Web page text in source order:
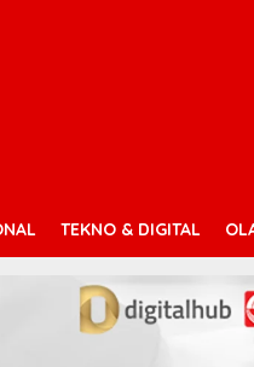
TEKNO & DIGITAL